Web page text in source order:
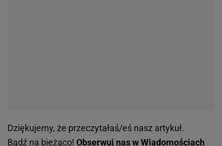
Dziękujemy, że przeczytałaś/eś nasz artykuł.
Bądź na bieżąco! Obserwuj nas w Wiadomościach